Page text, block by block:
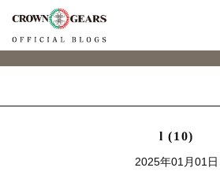
l (10)
2025年01月01日